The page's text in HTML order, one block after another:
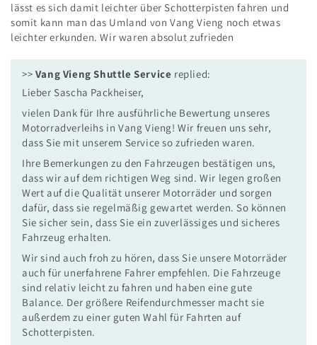
lässt es sich damit leichter über Schotterpisten fahren und
somit kann man das Umland von Vang Vieng noch etwas
leichter erkunden. Wir waren absolut zufrieden
>> Vang Vieng Shuttle Service replied:
Lieber Sascha Packheiser,
vielen Dank für Ihre ausführliche Bewertung unseres
Motorradverleihs in Vang Vieng! Wir freuen uns sehr,
dass Sie mit unserem Service so zufrieden waren.
Ihre Bemerkungen zu den Fahrzeugen bestätigen uns,
dass wir auf dem richtigen Weg sind. Wir legen großen
Wert auf die Qualität unserer Motorräder und sorgen
dafür, dass sie regelmäßig gewartet werden. So können
Sie sicher sein, dass Sie ein zuverlässiges und sicheres
Fahrzeug erhalten.
Wir sind auch froh zu hören, dass Sie unsere Motorräder
auch für unerfahrene Fahrer empfehlen. Die Fahrzeuge
sind relativ leicht zu fahren und haben eine gute
Balance. Der größere Reifendurchmesser macht sie
außerdem zu einer guten Wahl für Fahrten auf
Schotterpisten.